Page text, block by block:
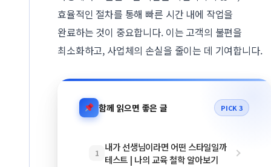
효율적인 절차를 통해 빠른 시간 내에 작업을
완료하는 것이 중요합니다. 이는 고객의 불편을
최소화하고, 사업체의 손실을 줄이는 데 기여합니다.
함께 읽으면 좋은 글 PICK 3
1
내가 선생님이라면 어떤 스타일일까
테스트 | 나의 교육 철학 알아보기